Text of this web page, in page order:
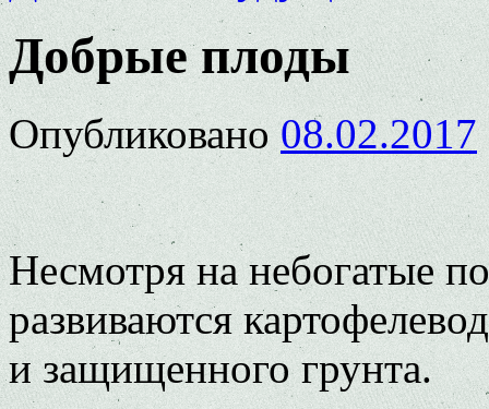
Добрые плоды
Опубликовано 08.02.2017
Несмотря на небогатые
развиваются
и защищенного грунта.